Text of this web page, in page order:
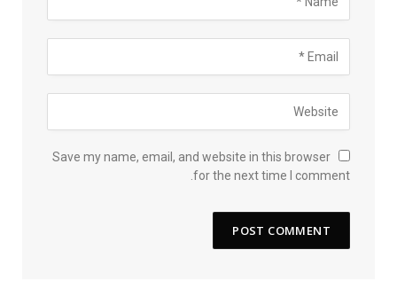
Save my name, email, and website in this browser
for the next time I comment.